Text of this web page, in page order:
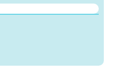
トサービス